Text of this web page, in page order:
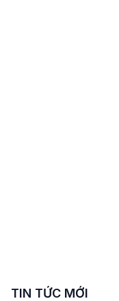
TIN TỨC MỚI